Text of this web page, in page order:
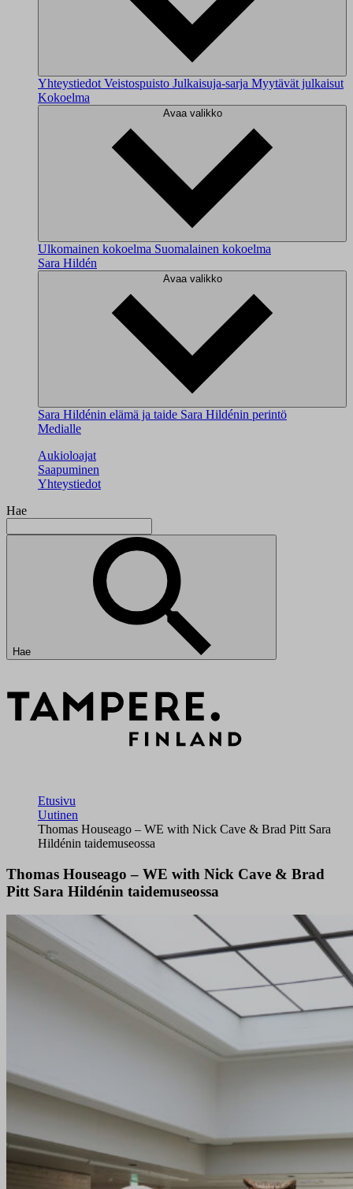
Yhteystiedot Veistospuisto Julkaisuja-sarja Myytävät julkaisut
Kokoelma
Avaa valikko
Ulkomainen kokoelma Suomalainen kokoelma
Sara Hildén
Avaa valikko
Sara Hildénin elämä ja taide Sara Hildénin perintö
Medialle
Aukioloajat
Saapuminen
Yhteystiedot
Hae
Hae
Etusivu
Uutinen
Thomas Houseago – WE with Nick Cave & Brad Pitt Sara
Hildénin taidemuseossa
Thomas Houseago – WE with Nick Cave & Brad
Pitt Sara Hildénin taidemuseossa